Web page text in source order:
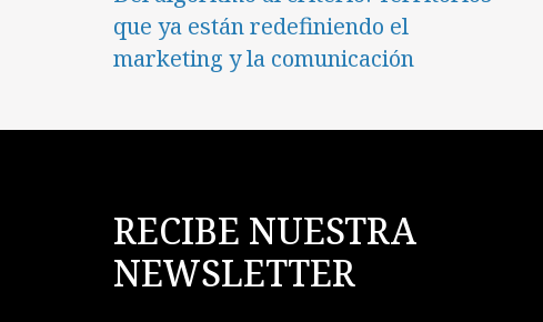
que ya están redefiniendo el
marketing y la comunicación
RECIBE NUESTRA
NEWSLETTER